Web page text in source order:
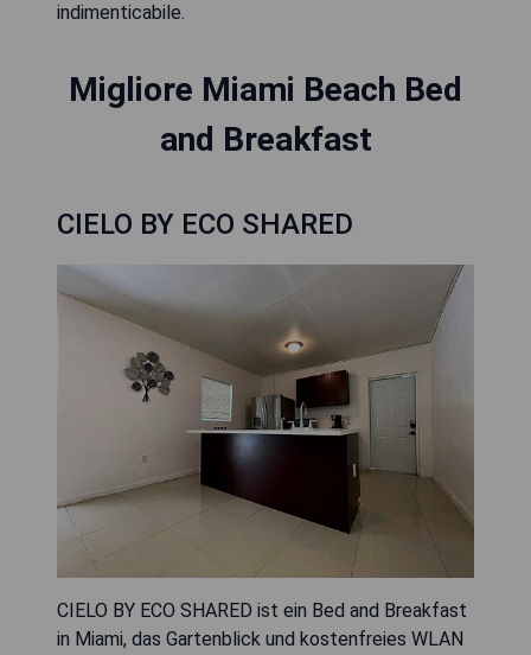
indimenticabile.
Migliore Miami Beach Bed
and Breakfast
CIELO BY ECO SHARED
CIELO BY ECO SHARED ist ein Bed and Breakfast
in Miami, das Gartenblick und kostenfreies WLAN